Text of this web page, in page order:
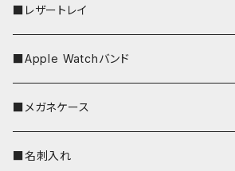
■レザートレイ
■Apple Watchバンド
■メガネケース
■名刺入れ